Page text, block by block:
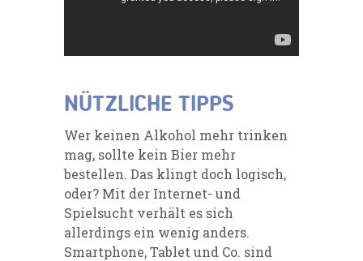
NÜTZLICHE TIPPS
Wer keinen Alkohol mehr trinken
mag, sollte kein Bier mehr
bestellen. Das klingt doch logisch,
oder? Mit der Internet- und
Spielsucht verhält es sich
allerdings ein wenig anders.
Smartphone, Tablet und Co. sind